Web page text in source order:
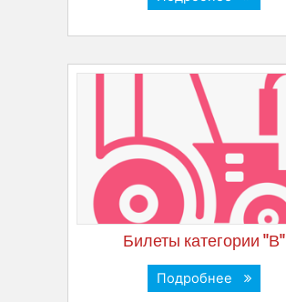
Билеты категории "В"
Подробнее